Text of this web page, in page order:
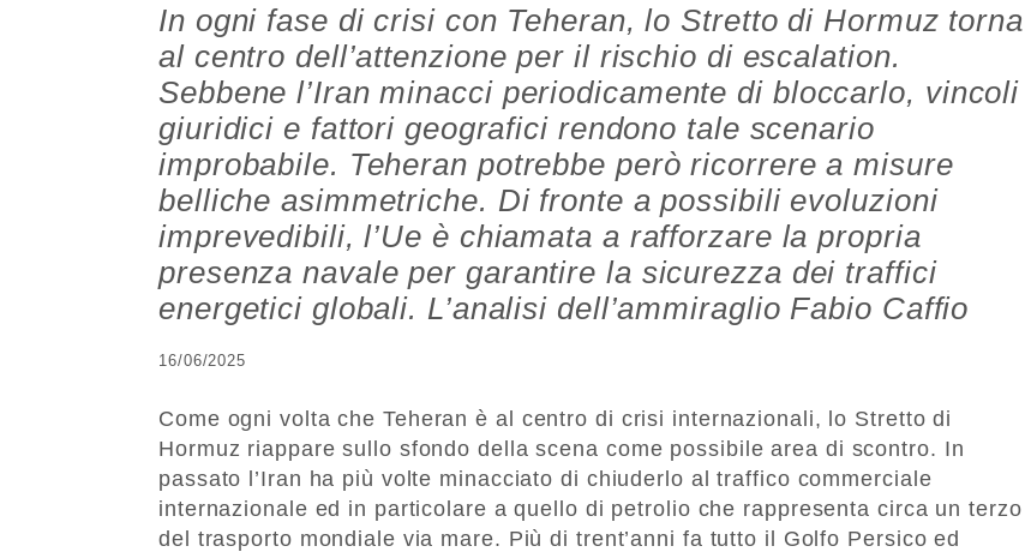
In ogni fase di crisi con Teheran, lo Stretto di Hormuz torna
al centro dell’attenzione per il rischio di escalation.
Sebbene l’Iran minacci periodicamente di bloccarlo, vincoli
giuridici e fattori geografici rendono tale scenario
improbabile. Teheran potrebbe però ricorrere a misure
belliche asimmetriche. Di fronte a possibili evoluzioni
imprevedibili, l’Ue è chiamata a rafforzare la propria
presenza navale per garantire la sicurezza dei traffici
energetici globali. L’analisi dell’ammiraglio Fabio Caffio
16/06/2025
Come ogni volta che Teheran è al centro di crisi internazionali, lo Stretto di
Hormuz riappare sullo sfondo della scena come possibile area di scontro. In
passato l’Iran ha più volte minacciato di chiuderlo al traffico commerciale
internazionale ed in particolare a quello di petrolio che rappresenta circa un terzo
del trasporto mondiale via mare. Più di trent’anni fa tutto il Golfo Persico ed